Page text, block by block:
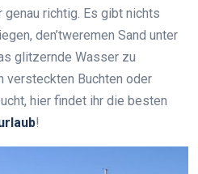
richtig. Es gibt nichts
den’tweremen Sand unter
glitzernde Wasser zu
versteckten Buchten oder
hier findet ihr die besten
!